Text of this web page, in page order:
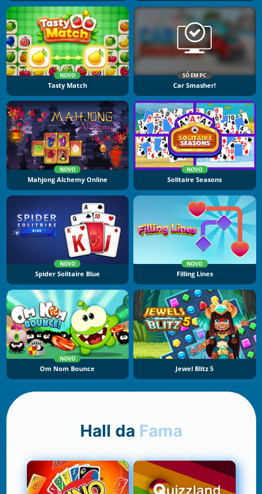
NOVO
Tasty Match
SÓ EM PC
Car Smasher!
NOVO
Mahjong Alchemy Online
NOVO
Solitaire Seasons
NOVO
Spider Solitaire Blue
NOVO
Filling Lines
NOVO
Om Nom Bounce Jewel Blitz 5
Hall da Fama